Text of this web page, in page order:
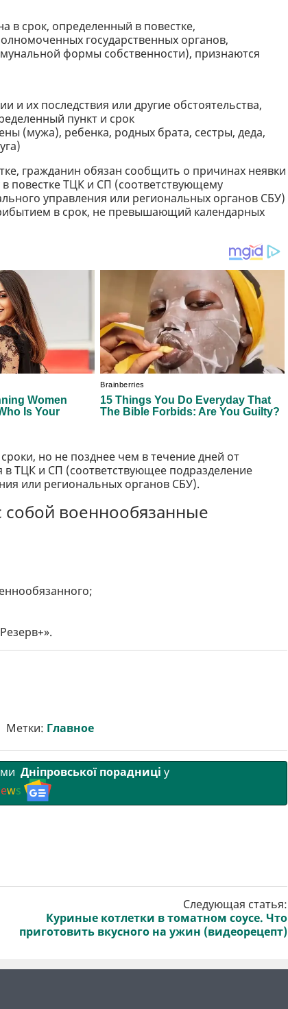
срок, определенный в повестке,
государственных органов,
формы собственности), признаются
и их последствия или другие обстоятельства,
пункт и срок
(мужа), ребенка, родных брата, сестры, деда,
гражданин обязан сообщить о причинах неявки
повестке ТЦК и СП (соответствующему
управления или региональных органов СБУ)
в срок, не превышающий календарных
но не позднее чем в течение дней от
ТЦК и СП (соответствующее подразделение
или региональных органов СБУ).
военнообязанные
Метки: Главное
Дніпровської порадниці у
ews
Следующая статья:
Куриные котлетки в томатном соусе. Что
приготовить вкусного на ужин (видеорецепт)